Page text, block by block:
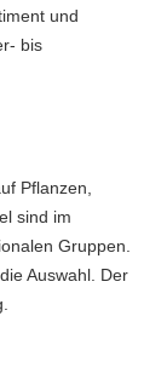
und
bis
Pflanzen,
sind im
Gruppen.
Auswahl. Der
.